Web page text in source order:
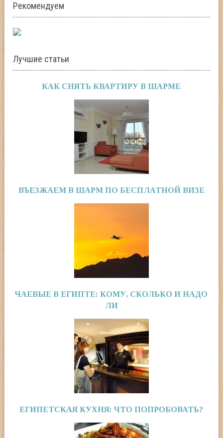
Рекомендуем
Лучшие статьи
КАК СНЯТЬ КВАРТИРУ В ШАРМЕ
ВЪЕЗЖАЕМ В ШАРМ ПО БЕСПЛАТНОЙ ВИЗЕ
ЧАЕВЫЕ В ЕГИПТЕ: КОМУ, СКОЛЬКО И НАДО
ЛИ
ЕГИПЕТСКАЯ КУХНЯ: ЧТО ПОПРОБОВАТЬ?